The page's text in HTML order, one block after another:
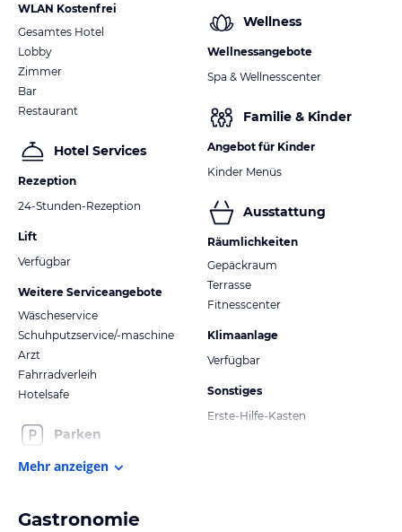
WLAN Kostenfrei
Gesamtes Hotel
Lobby
Zimmer
Bar
Restaurant
Hotel Services
Rezeption
24-Stunden-Rezeption
Lift
Verfügbar
Weitere Serviceangebote
Wäscheservice
Schuhputzservice/-maschine
Arzt
Fahrradverleih
Hotelsafe
Parken
Wellness
Wellnessangebote
Spa & Wellnesscenter
Familie & Kinder
Angebot für Kinder
Kinder Menüs
Ausstattung
Räumlichkeiten
Gepäckraum
Terrasse
Fitnesscenter
Klimaanlage
Verfügbar
Sonstiges
Erste-Hilfe-Kasten
Mehr anzeigen
Gastronomie